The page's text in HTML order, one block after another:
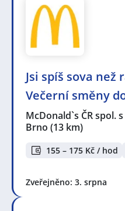
Jsi spíš sova než
Večerní směny
McDonald`s ČR spol.
Brno (13 km)
155 – 175 Kč / hod
Zveřejněno: 3. srpna